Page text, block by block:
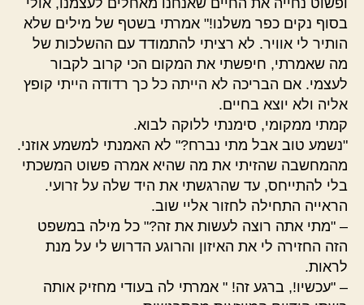
בסוף נקים כפר משלנו!" אמרתי בשטף של מילים שלא
הותיר לי אוויר. לא רציתי להתמודד עם ההשלכות של
מה שאמרתי, חיפשתי את המקום הכי קרוב לקבור
לעצמי. אם הבריכה לא הייתה כל כך רדודה הייתי קופץ
אליה ולא יוצא בחיים.
קמתי ממקומי, סימנתי ללוקה לבוא.
"נשמע טוב אבל מתי נברח?" לא האמנתי למשמע אוזני.
מהמחשבה שהזיתי את מה שהיא אמרה פשוט המשכתי
בלי להתייחס, עד שהרגשתי את היד שלה על זרועי.
הראייה התחילה לחזור אליי שוב.
– "מתי אתה רוצה לעשות את זה?" כל מילה במשפט
הזה החזירה לי את האיזון והרוגע הדרוש לי על מנת
לראות.
– "עכשיו!, ברגע זה! " אמרתי לה בעודי מחזיק אותה